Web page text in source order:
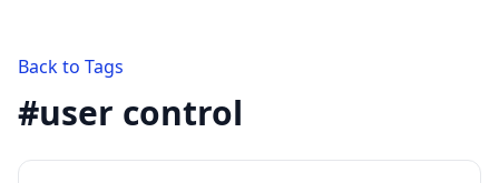
Back to Tags
#user control